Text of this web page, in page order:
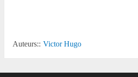
Auteurs:: Victor Hugo